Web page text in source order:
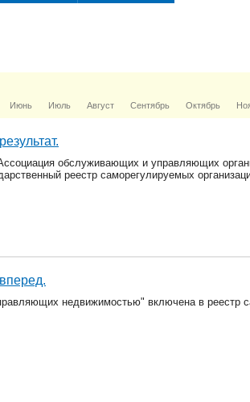
Июнь Июль Август Сентябрь Октябрь
обслуживающих и управляющих
реестр саморегулируемых
недвижимостью" включена в реестр